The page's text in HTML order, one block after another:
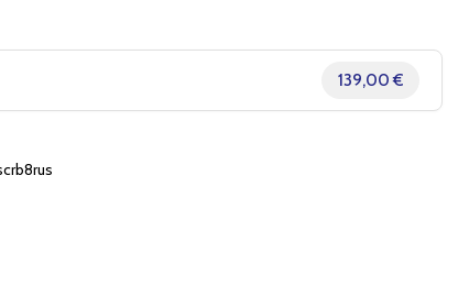
139,00 €